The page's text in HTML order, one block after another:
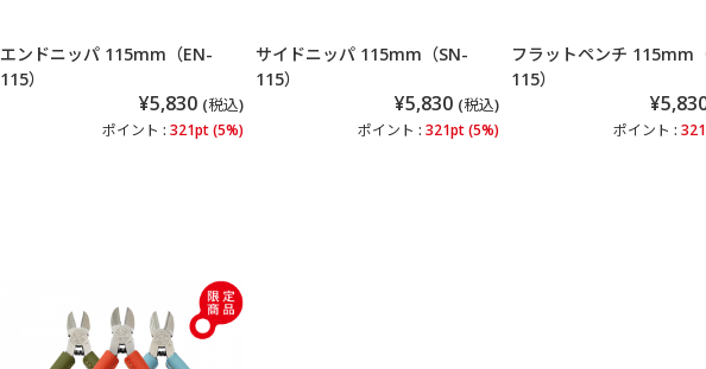
エンドニッパ 115mm（EN-
115）
¥5,830 (税込)
ポイント : 321pt (5%)
サイドニッパ 115mm（SN-
115）
¥5,830 (税込)
ポイント : 321pt (5%)
フラットペンチ 115mm
115）
ポイント :